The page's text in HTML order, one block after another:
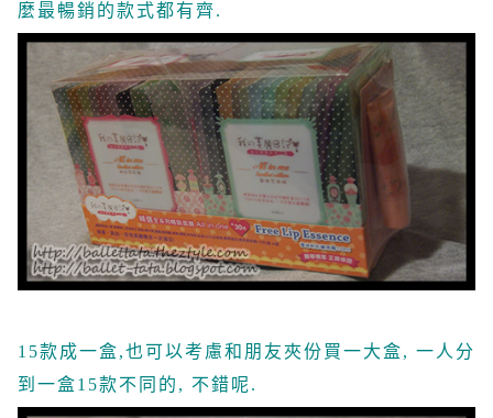
麼最暢銷的款式都有齊.
15款成一盒,也可以考慮和朋友夾份買一大盒, 一人分
到一盒15款不同的, 不錯呢.